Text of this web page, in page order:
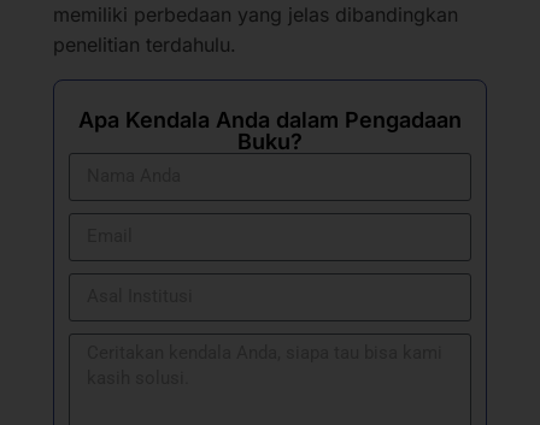
memiliki perbedaan yang jelas dibandingkan
penelitian terdahulu.
Apa Kendala Anda dalam Pengadaan
Buku?